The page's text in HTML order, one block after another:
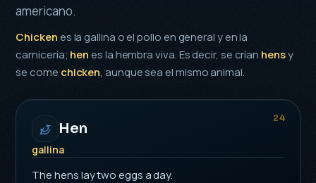
americano.
Chickenes la gallina o el pollo en general y en la
carnicería; henes la hembra viva. Es decir, se crían hensy
se come chicken, aunque sea el mismo animal.
24
Hen
gallina
The hens lay two eggs a day.